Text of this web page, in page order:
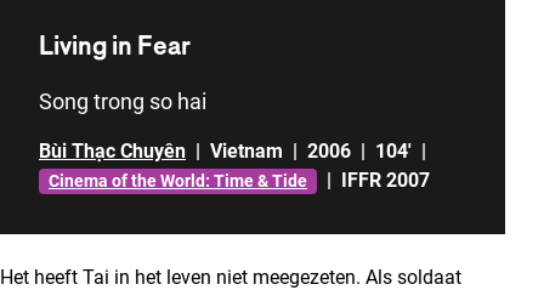
Living in Fear
Song trong so hai
Bùi Thạc Chuyên | Vietnam | 2006 | 104' |
Cinema of the World: Time & Tide | IFFR 2007
Het heeft Tai in het leven niet meegezeten. Als soldaat